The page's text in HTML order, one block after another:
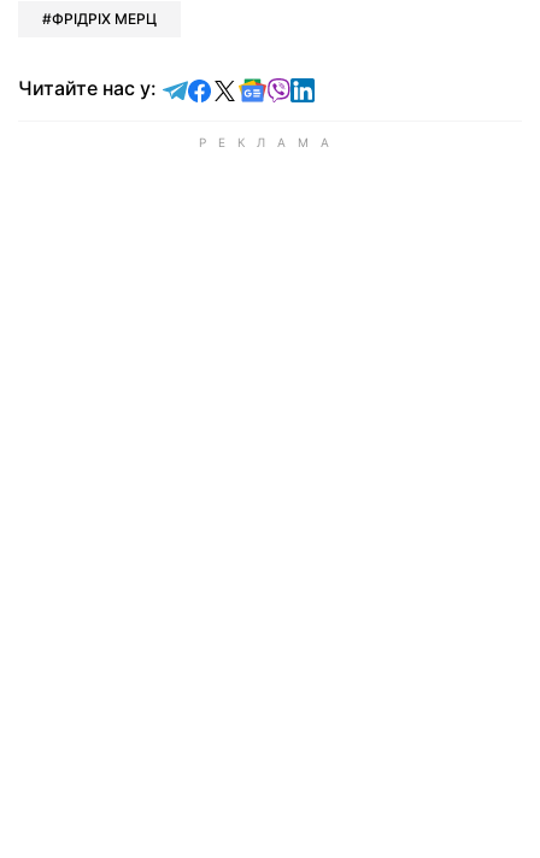
ФРІДРІХ МЕРЦ
Читайте нас у: Читайте у Telegram
Читайте у Facebook
Читайте у X
Читайте у Google news
Читайте у Viber
Читайте у LinkedIn